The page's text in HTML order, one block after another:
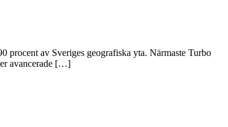
procent av Sveriges geografiska yta. Närmaste Turbo
avancerade […]